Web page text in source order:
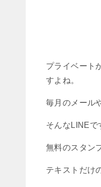
プライベート
すよね。
毎月のメール
そんなLINEで
無料のスタン
テキストだけ